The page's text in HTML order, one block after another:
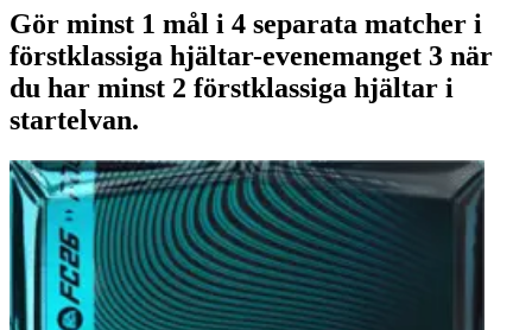
Gör minst 1 mål i 4 separata matcher i
förstklassiga hjältar-evenemanget 3 när
du har minst 2 förstklassiga hjältar i
startelvan.